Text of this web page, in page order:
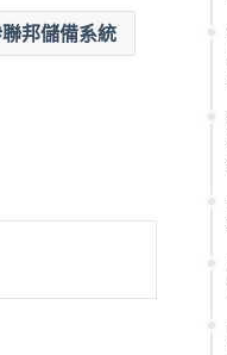
聯邦儲備系統